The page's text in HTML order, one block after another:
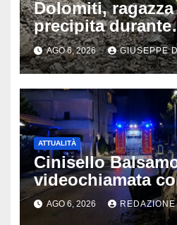
Dolomiti,
precipita durante
un’escursione:
Latemar davanti
AGO 6, 2026 GIUSEPPE
ATTUALITÀ
Cinisello
videochiamata
fidanzata e il
lotta tra la vita e
AGO 6, 2026 REDAZIONE